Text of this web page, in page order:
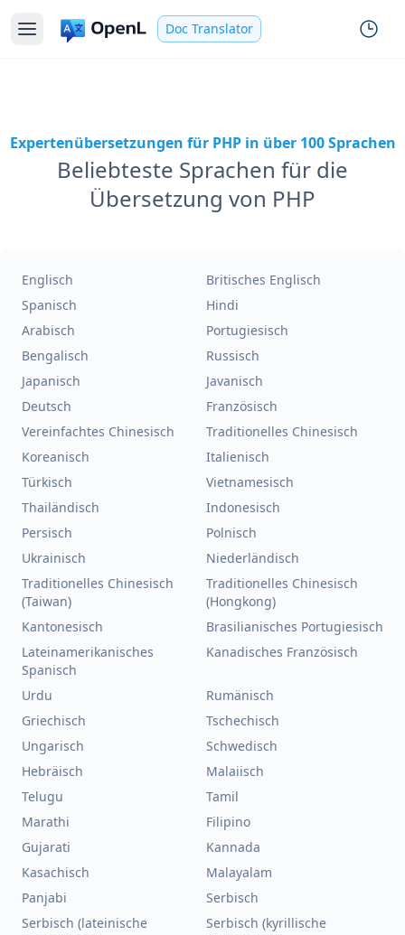
Doc Translator
Expertenübersetzungen für PHP in über 100 Sprachen
Beliebteste Sprachen für die
Übersetzung von PHP
Englisch
Britisches Englisch
Spanisch
Hindi
Arabisch
Portugiesisch
Bengalisch
Russisch
Japanisch
Javanisch
Deutsch
Französisch
Vereinfachtes Chinesisch
Traditionelles Chinesisch
Koreanisch
Italienisch
Türkisch
Vietnamesisch
Thailändisch
Indonesisch
Persisch
Polnisch
Ukrainisch
Niederländisch
Traditionelles Chinesisch
(Taiwan)
Traditionelles Chinesisch
(Hongkong)
Kantonesisch
Brasilianisches Portugiesisch
Lateinamerikanisches
Spanisch
Kanadisches Französisch
Urdu
Rumänisch
Griechisch
Tschechisch
Ungarisch
Schwedisch
Hebräisch
Malaiisch
Telugu
Tamil
Marathi
Filipino
Gujarati
Kannada
Kasachisch
Malayalam
Panjabi
Serbisch
Serbisch (lateinische
Serbisch (kyrillische